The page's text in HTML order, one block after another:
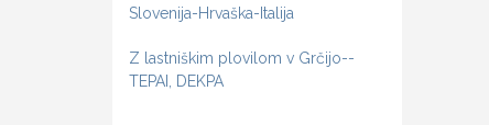
Slovenija-Hrvaška-Italija
Z lastniškim plovilom v Grčijo--
TEPAI, DEKPA